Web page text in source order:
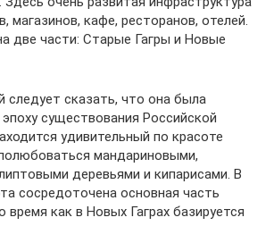
магазинов, кафе, ресторанов, отелей.
две части: Старые Гагры и Новые
следует сказать, что она была
существования Российской
удивительный по красоте
мандариновыми,
деревьями и кипарисами. В
сосредоточена основная часть
время как в Новых Гаграх базируется